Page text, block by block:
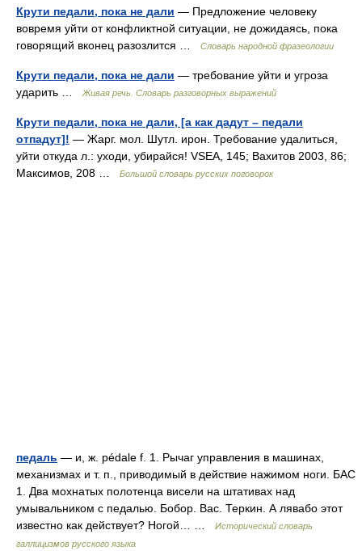
Крути педали, пока не дали — Предложение человеку
вовремя уйти от конфликтной ситуации, не дожидаясь, пока
говорящий вконец разозлится …
Словарь народной фразеологии
Крути педали, пока не дали — требование уйти и угроза
ударить …
Живая речь. Словарь разговорных выражений
Крути педали, пока не дали, [а как дадут – педали
отпадут]! — Жарг. мол. Шутл. ирон. Требование удалиться,
уйти откуда л.: уходи, убирайся! VSEA, 145; Вахитов 2003, 86;
Максимов, 208 …
Большой словарь русских поговорок
педаль — и, ж. pédale f. 1. Рычаг управления в машинах,
механизмах и т. п., приводимый в действие нажимом ноги. БАС
1. Два мохнатых полотенца висели на штативах над
умывальником с педалью. Бобор. Вас. Теркин. А лявабо этот
известно как действует? Ногой… …
Исторический словарь
галлицизмов русского языка